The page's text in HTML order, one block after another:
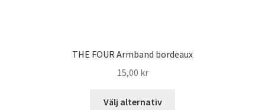
THE FOUR Armband bordeaux
15,00 kr
Välj alternativ